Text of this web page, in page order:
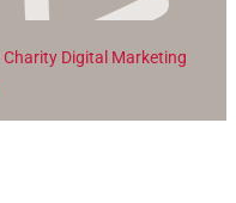
Charity Digital Marketing